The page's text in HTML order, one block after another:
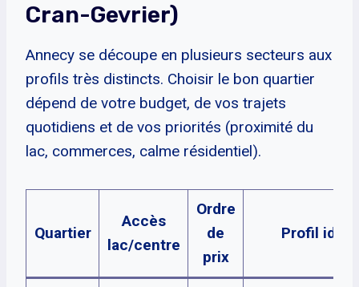
Cran-Gevrier)
Annecy se découpe en plusieurs secteurs aux
profils très distincts. Choisir le bon quartier
dépend de votre budget, de vos trajets
quotidiens et de vos priorités (proximité du
lac, commerces, calme résidentiel).
Quartier
Accès
lac/centre
Ordre
de
prix
Profil idéal